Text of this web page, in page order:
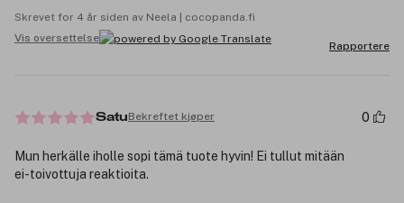
Skrevet for 4 år siden av Neela | cocopanda.fi
Vis oversettelse
Rapportere
SatuBekreftet kjøper 0
Mun herkälle iholle sopi tämä tuote hyvin! Ei tullut mitään
ei-toivottuja reaktioita.